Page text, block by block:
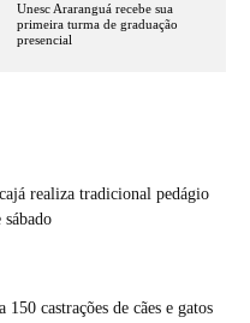
Unesc Araranguá recebe sua
primeira turma de graduação
presencial
realiza tradicional pedágio
castrações de cães e gatos